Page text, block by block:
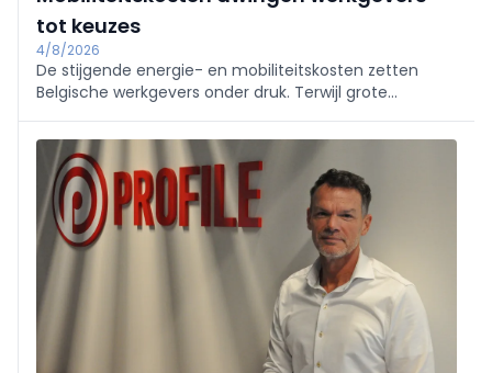
tot keuzes
4/8/2026
De stijgende energie- en mobiliteitskosten zetten
Belgische werkgevers onder druk. Terwijl grote
blijven kmo's terughoudend door de oplopende kosten
en de complexe regelgeving.